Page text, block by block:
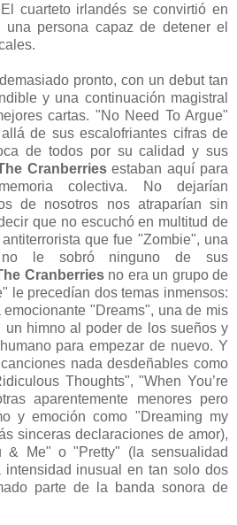
cuarteto irlandés se convirtió en
persona capaz de detener el
pronto, con un debut tan
y una continuación magistral
cartas. "No Need To Argue"
de sus escalofriantes cifras de
de todos por su calidad y sus
Cranberriesestaban aquí para
colectiva. No dejarían
de nosotros nos atraparían sin
que no escuchó en multitud de
que fue "Zombie", una
le sobró ninguno de sus
Cranberries no era un grupo de
le precedían dos temas inmensos:
"Dreams", una de mis
un himno al poder de los sueños y
para empezar de nuevo. Y
nada desdeñables como
Thoughts", "When You’re
aparentemente menores pero
y emoción como "Dreaming my
sinceras declaraciones de amor),
& Me" o "Pretty" (la sensualidad
intensidad inusual en tan solo dos
parte de la banda sonora de